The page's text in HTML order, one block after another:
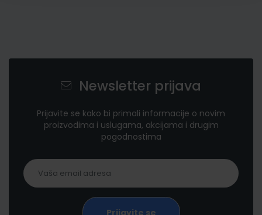
Newsletter prijava
Prijavite se kako bi primali informacije o novim
proizvodima i uslugama, akcijama i drugim
pogodnostima